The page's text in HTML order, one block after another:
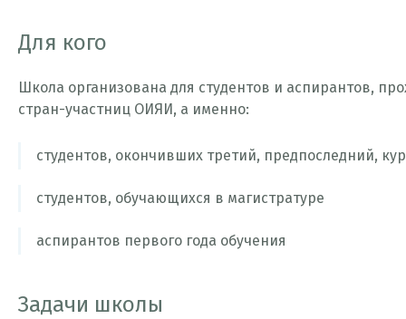
Для кого
Школа организована для студентов и аспирантов,
стран-участниц ОИЯИ, а именно:
студентов, окончивших третий, предпоследний,
студентов, обучающихся в магистратуре
аспирантов первого года обучения
Задачи школы